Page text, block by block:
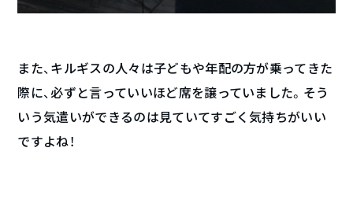
また、キルギスの人々は子どもや年配の方が乗ってきた
際に、必ずと言っていいほど席を譲っていました。そう
いう気遣いができるのは見ていてすごく気持ちがいい
ですよね！